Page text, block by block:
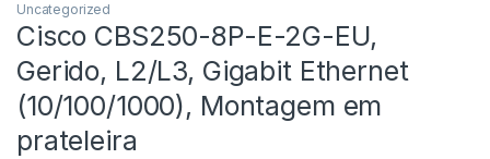
Uncategorized
Cisco CBS250-8P-E-2G-EU,
Gerido, L2/L3, Gigabit Ethernet
(10/100/1000), Montagem em
prateleira